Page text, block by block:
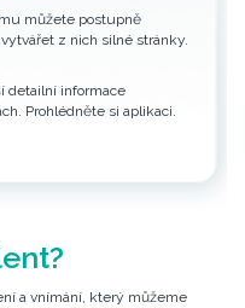
můžete postupně
z nich silné stránky.
detailní informace
Prohlédněte si aplikaci.
a vnímání, který můžeme